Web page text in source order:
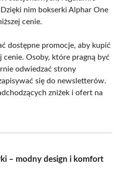
nim bokserki Alphar One
cenie.
dostępne promocje, aby kupić
cenie. Osoby, które pragną być
odwiedzać strony
się do newsletterów.
zniżek i ofert na
– modny design i komfort